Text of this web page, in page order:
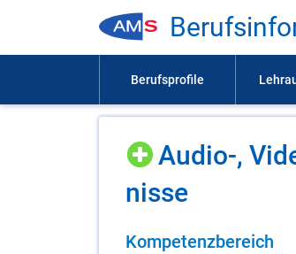
Au­dio-,
nis­se
Kom­pe­tenz­be­reich